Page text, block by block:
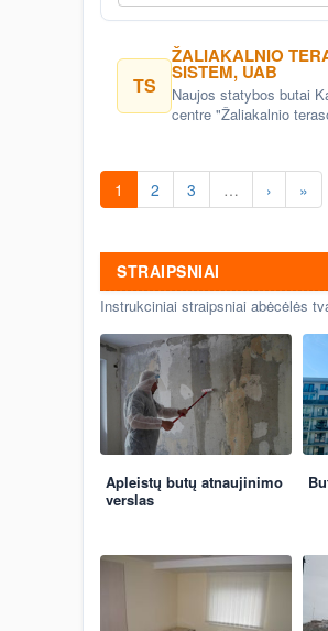
TS
ŽALIAKALNIO
SISTEM, UAB
Naujos statybos butai
centre "Žaliakalnio
1 2 3 … › »
STRAIPSNIAI
Instrukciniai straipsniai abėcėlės
Apleistų butų atnaujinimo
verslas